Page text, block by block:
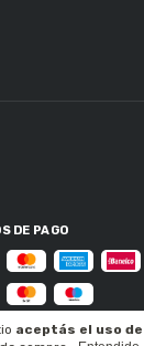
aceptás el uso
DE PAGO